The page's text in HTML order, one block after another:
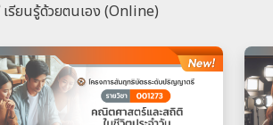
รียนรู้ด้วยตนเอง (Online)